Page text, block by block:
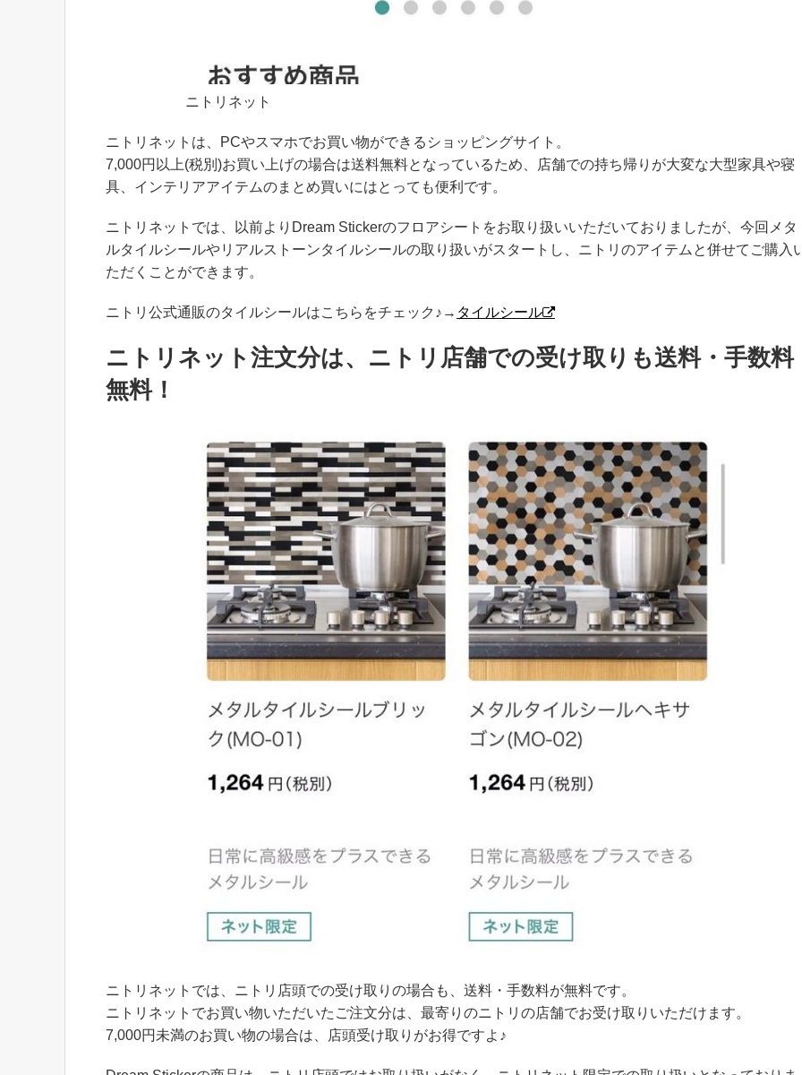
ニトリネット
ニトリネットは、PCやスマホでお買い物ができるショッピングサイト。
7,000円以上(税別)お買い上げの場合は送料無料となっているため、店舗での持ち帰りが大変な大型家具や寝
具、インテリアアイテムのまとめ買いにはとっても便利です。
ニトリネットでは、以前よりDream Stickerのフロアシートをお取り扱いいただいておりましたが、今回メタ
ルタイルシールやリアルストーンタイルシールの取り扱いがスタートし、ニトリのアイテムと併せてご購入
ただくことができます。
ニトリ公式通販のタイルシールはこちらをチェック♪→ タイルシール
ニトリネット注文分は、ニトリ店舗での受け取りも送料・手数料
無料！
ニトリネットでは、ニトリ店頭での受け取りの場合も、送料・手数料が無料です。
ニトリネットでお買い物いただいたご注文分は、最寄りのニトリの店舗でお受け取りいただけます。
7,000円未満のお買い物の場合は、店頭受け取りがお得ですよ♪